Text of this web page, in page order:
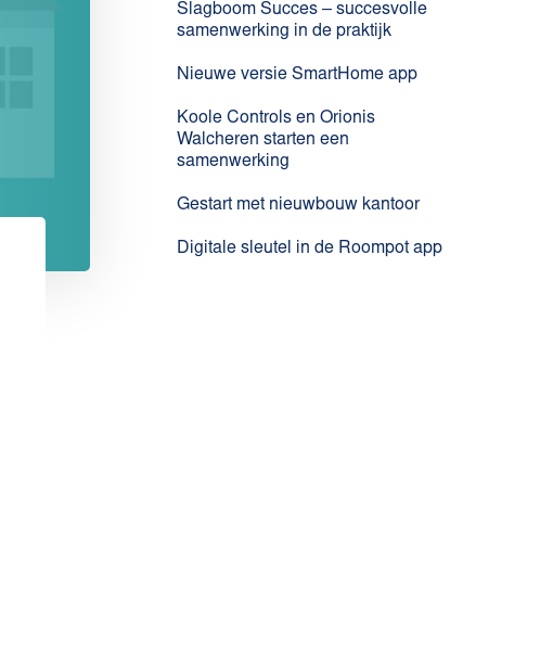
Slagboom Succes – succesvolle
samenwerking in de praktijk
Nieuwe versie SmartHome app
Koole Controls en Orionis
Walcheren starten een
samenwerking
Gestart met nieuwbouw kantoor
Digitale sleutel in de Roompot app